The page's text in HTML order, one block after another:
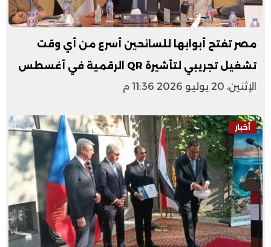
مصر تفتح أبوابها للسائحين أسرع من أي وقت
تشغيل تجريبي لتأشيرة QR الرقمية في أغسطس
الإثنين، 20 يوليو 2026 11:36 م
أخبار